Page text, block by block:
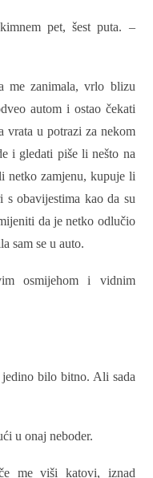
pet, šest puta. –
me zanimala, vrlo blizu
autom i ostao čekati
vrata u potrazi za nekom
i gledati piše li nešto na
netko zamjenu, kupuje li
obavijestima kao da su
da je netko odlučio
sam se u auto.
osmijehom i vidnim
bilo bitno. Ali sada
u onaj neboder.
me viši katovi, iznad